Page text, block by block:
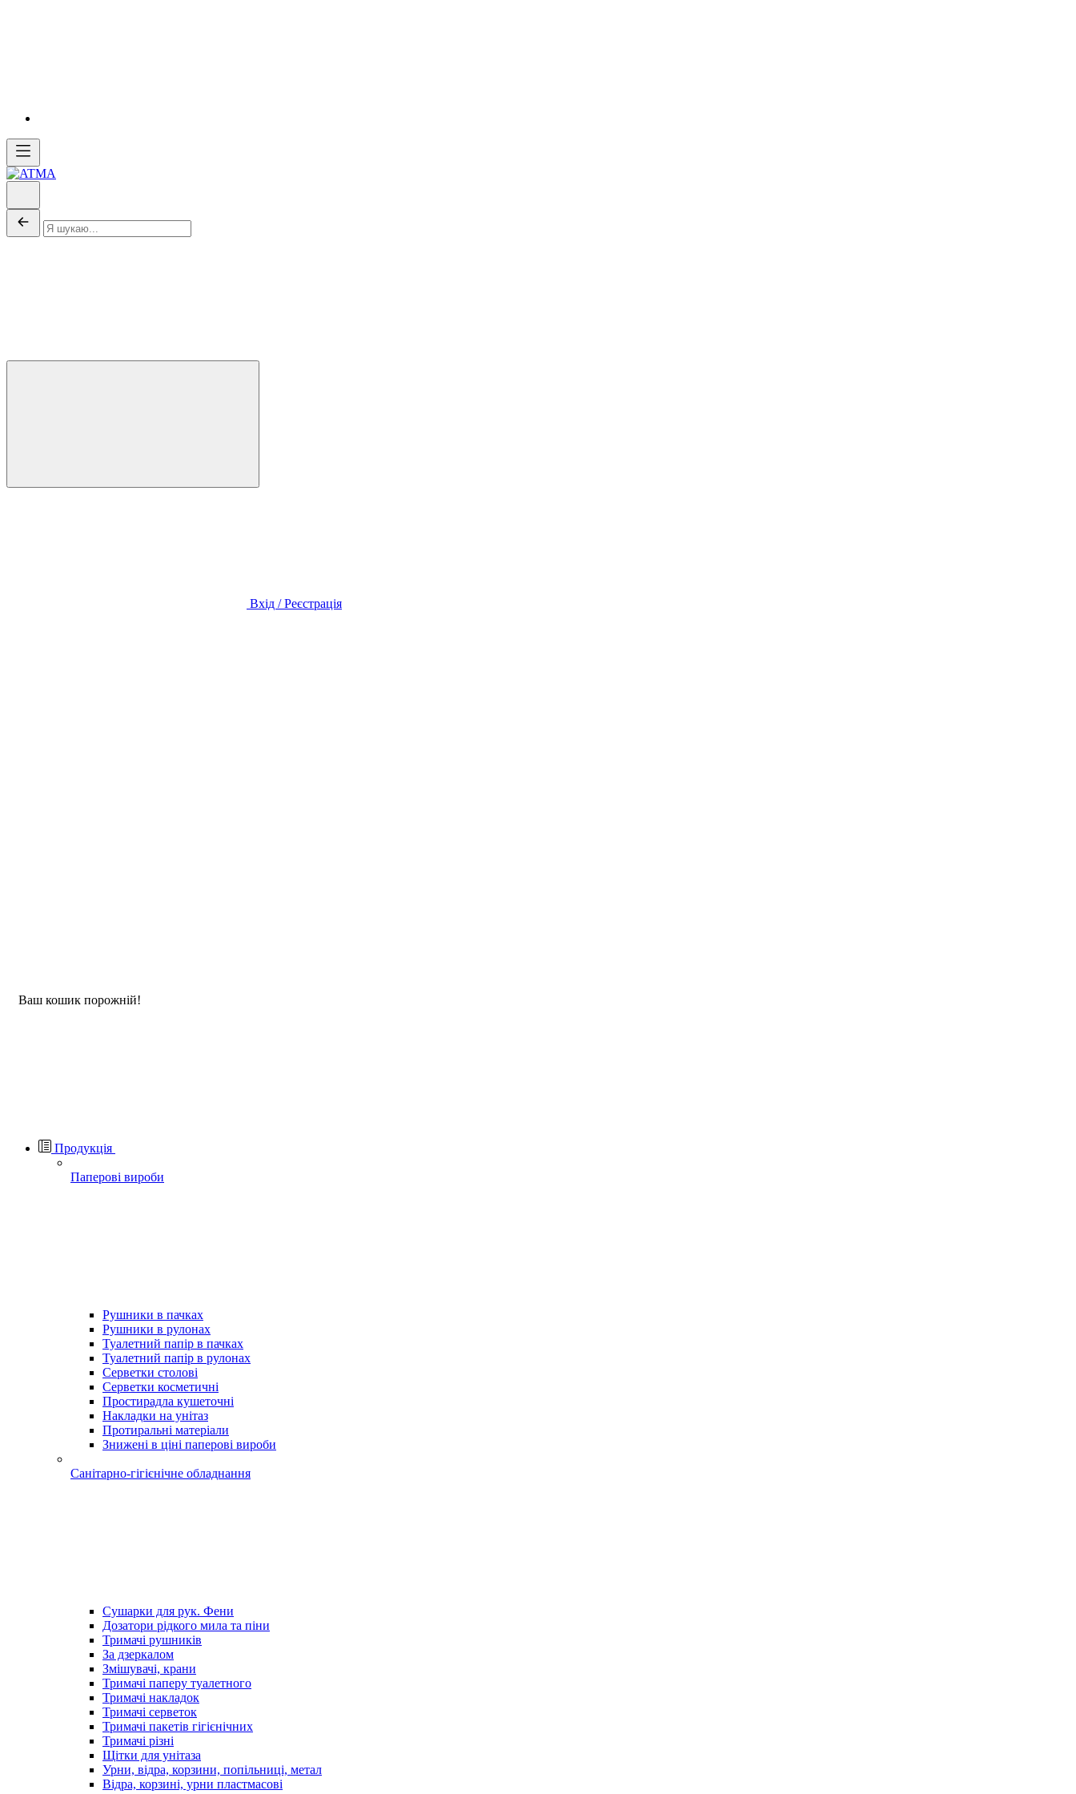
Вхід / Реєстрація
Ваш кошик порожній!
Продукція
Паперові вироби
Рушники в пачках
Рушники в рулонах
Туалетний папір в пачках
Туалетний папір в рулонах
Серветки столові
Серветки косметичні
Простирадла кушеточні
Накладки на унітаз
Протиральні матеріали
Знижені в ціні паперові вироби
Санітарно-гігієнічне обладнання
Сушарки для рук. Фени
Дозатори рідкого мила та піни
Тримачі рушників
За дзеркалом
Змішувачі, крани
Тримачі паперу туалетного
Тримачі накладок
Тримачі серветок
Тримачі пакетів гігієнічних
Тримачі різні
Щітки для унітаза
Урни, відра, корзини, попільниці, метал
Відра, корзині, урни пластмасові